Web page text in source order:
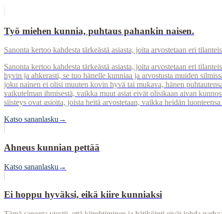
Työ miehen kunnia, puhtaus pahankin naisen.
Sanonta kertoo kahdesta tärkeästä asiasta, joita arvostetaan eri
Sanonta kertoo kahdesta tärkeästä asiasta, joita arvostetaan eri
hyvin ja ahkerasti, se tuo hänelle kunniaa ja arvostusta muiden
joku nainen ei olisi muuten kovin hyvä tai mukava, hänen
vaikutelman ihmisestä, vaikka muut asiat eivät olisikaan aivan
siisteys ovat asioita, joista heitä arvostetaan, vaikka heidän
Katso sananlasku →
Ahneus kunnian pettää
Katso sananlasku →
Ei hoppu hyväksi, eikä kiire kunniaksi